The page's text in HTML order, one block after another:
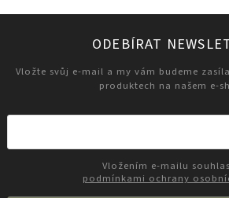
ODEBÍRAT
Vložte svůj e-mail a my vám budeme
produktech na našem e-
podmínkami ochrany